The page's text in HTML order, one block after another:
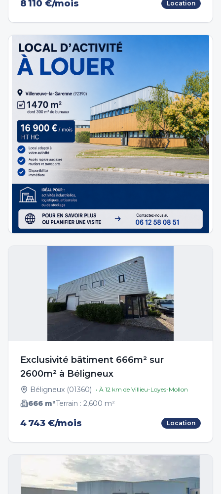
8 110 €/mois Location
Exclusivité bâtiment 666m² sur
2600m² à Béligneux
Béligneux (01360) • À 12 km de Villieu-Loyes-Mollon
666 m²Terrain : 2,600 m²
4 743 €/mois Location